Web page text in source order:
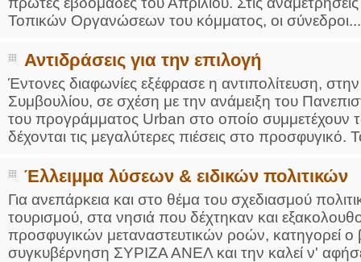
Τοπικών Οργανώσεων του κόμματος, οι σύνεδροι...
Αντιδράσεις για την επιλογή
Έντονες διαφωνίες εξέφρασε η αντιπολίτευση,
Συμβουλίου, σε σχέση με την ανάμειξη του
του προγράμματος Urban στο οποίο συμμετέχουν
δέχονται τις μεγαλύτερες πιέσεις στο προσφυγικό.
Έλλειμμα λύσεων & ειδικών πολιτικών
Για ανεπάρκεια και στο θέμα του σχεδιασμού
τουρισμού, στα νησιά που δέχτηκαν και
προσφυγικών μεταναστευτικών ροών, κατηγορεί
συγκυβέρνηση ΣΥΡΙΖΑ ΑΝΕΛ και την καλεί ν'